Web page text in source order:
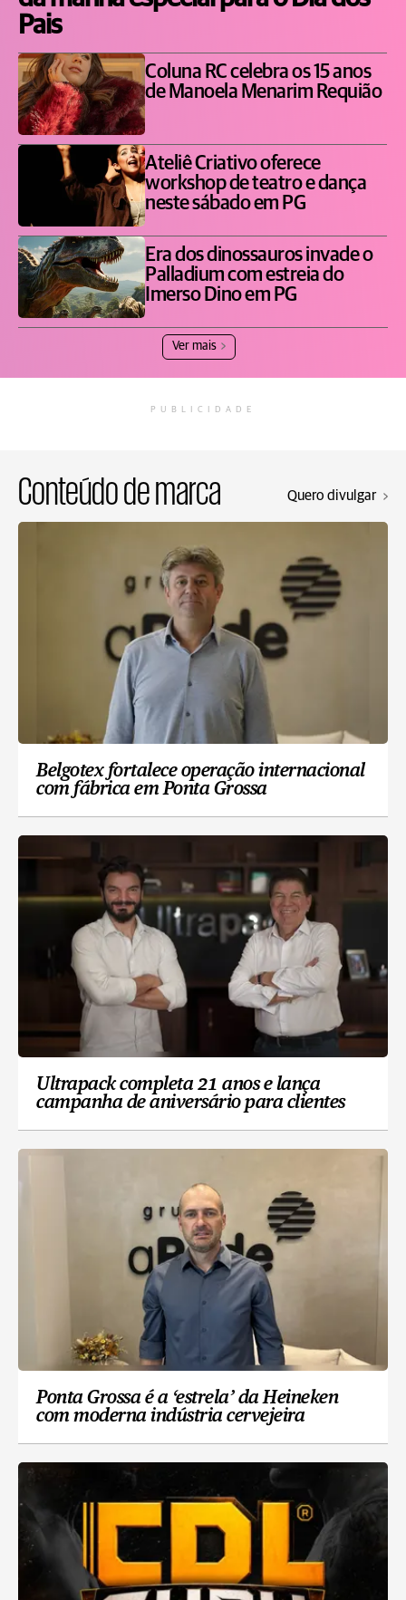
Pais
Coluna RC celebra os 15 anos
de Manoela Menarim Requião
Ateliê Criativo oferece
workshop de teatro e dança
neste sábado em PG
Era dos dinossauros invade o
Palladium com estreia do
Imerso Dino em PG
Ver mais
PUBLICIDADE
Conteúdo de marca Quero divulgar
Belgotex fortalece operação internacional
com fábrica em Ponta Grossa
Ultrapack completa 21 anos e lança
campanha de aniversário para clientes
Ponta Grossa é a ‘estrela’ da Heineken
com moderna indústria cervejeira